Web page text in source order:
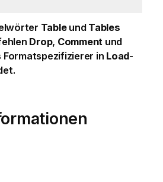
Tableund Tables
Drop, Comment und
in Load-